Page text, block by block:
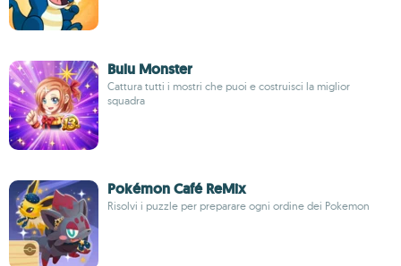
Bulu Monster
Cattura tutti i mostri che puoi e costruisci la miglior
squadra
Pokémon Café ReMix
Risolvi i puzzle per preparare ogni ordine dei Pokemon